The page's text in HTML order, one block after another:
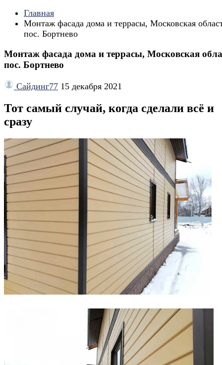
Главная
Монтаж фасада дома и террасы, Московская
пос. Бортнево
Монтаж фасада дома и террасы, Московская
пос. Бортнево
Сайдинг77 15 декабря 2021
Тот самый случай, когда сделали всё и
сразу